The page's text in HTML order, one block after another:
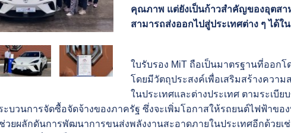
คุณภาพ แต่ยังเป็นก้าวสำคัญของอุตสา
สามารถส่งออกไปสู่ประเทศต่าง ๆ ได้ใ
ใบรับรอง MiT ถือเป็นมาตรฐานที่ออก
โดยมีวัตถุประสงค์เพื่อเสริมสร้างควา
ในประเทศและต่างประเทศ ตามระเบีย
บวนการจัดซื้อจัดจ้างของภาครัฐ ซึ่งจะเพิ่มโอกาสให้รถยนต์ไฟฟ้าขอ
วยผลักดันการพัฒนาการขนส่งพลังงานสะอาดภายในประเทศอีกด้วยเ